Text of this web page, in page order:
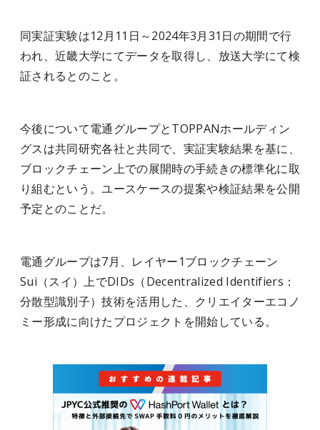
同実証実験は12月11日～2024年3月31日の期間で行
われ、近畿大学にてデータを取得し、放送大学にて検
証されるとのこと。
今後について電通グループとTOPPANホールディン
グスは共同研究各社と共同で、実証実験結果を基に、
ブロックチェーン上での展開時の手続きの標準化に取
り組むという。ユースケースの提案や検証結果を公開
予定とのことだ。
電通グループは7月、レイヤー1ブロックチェーン
Sui（スイ）上でDIDs（Decentralized Identifiers：
分散型識別子）技術を活用した、クリエイターエコノ
ミー形成に向けたプロジェクトを開始している。